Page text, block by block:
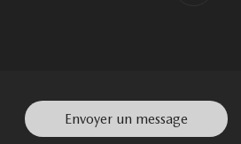
Envoyer un message